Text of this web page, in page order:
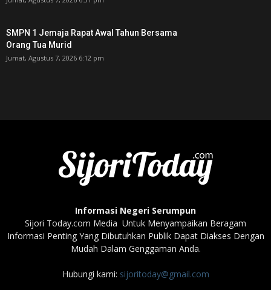
SMPN 1 Jemaja Rapat Awal Tahun Bersama
Orang Tua Murid ‎
Jumat, Agustus 7, 2026 6:12 pm
Informasi Negeri Serumpun
Sijori Today.com Media Untuk Menyampaikan Beragam
Informasi Penting Yang Dibutuhkan Publik Dapat Diakses Dengan
Mudah Dalam Genggaman Anda.
Hubungi kami: sijoritoday@gmail.com